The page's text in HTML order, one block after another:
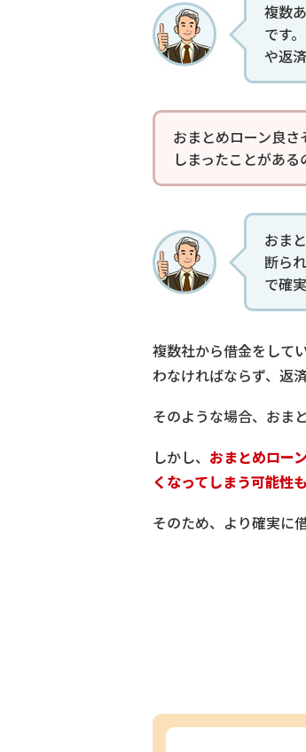
複数
です
や返
おまとめローン良
しまったことがあ
おま
断ら
で確
複数社から借金をして
わなければならず、返
そのような場合、おま
しかし、 おまとめロー
くなってしまう可能性
そのため、より確実に